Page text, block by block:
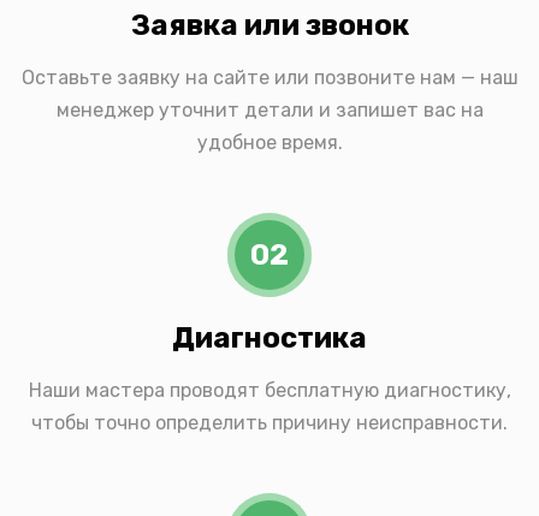
Заявка или звонок
Оставьте заявку на сайте или позвоните нам — наш
менеджер уточнит детали и запишет вас на
удобное время.
02
Диагностика
Наши мастера проводят бесплатную диагностику,
чтобы точно определить причину неисправности.